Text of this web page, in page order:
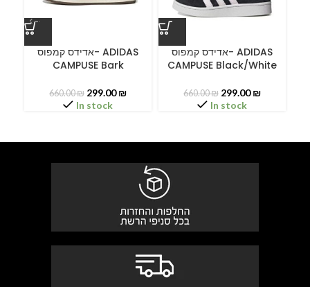
אדידס קמפוס- ADIDAS
CAMPUSE Bark
660.00₪ 299.00₪
In stock
אדידס קמפוס- ADIDAS
CAMPUSE Black/White
660.00₪ 299.00₪
In stock